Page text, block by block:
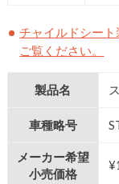
チャイルドシー
ご覧ください。
製品名
車種略号
メーカー希望
小売価格